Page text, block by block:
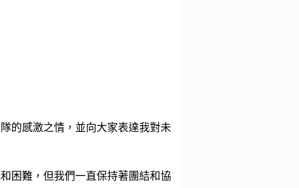
的感激之情，並向大家表達我對未
困難，但我們一直保持著團結和協